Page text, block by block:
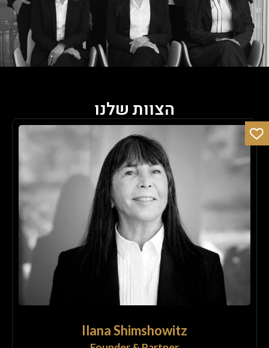
הצוות שלנו
Ilana Shimshowitz